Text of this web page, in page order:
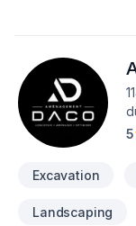
découvrez
de façon
5
Excavation
Landscaping